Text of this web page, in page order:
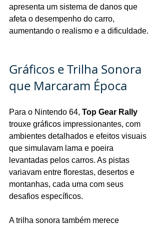
apresenta um sistema de danos que
afeta o desempenho do carro,
aumentando o realismo e a dificuldade.
Gráficos e Trilha Sonora
que Marcaram Época
Para o Nintendo 64, Top Gear Rally
trouxe gráficos impressionantes, com
ambientes detalhados e efeitos visuais
que simulavam lama e poeira
levantadas pelos carros. As pistas
variavam entre florestas, desertos e
montanhas, cada uma com seus
desafios específicos.
A trilha sonora também merece